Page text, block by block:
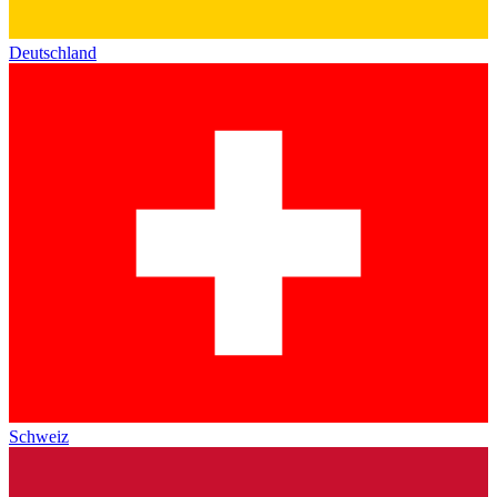
Deutschland
Schweiz